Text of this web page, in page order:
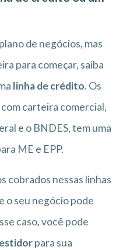
de negócios, mas
para começar, saiba
linha de crédito. Os
carteira comercial,
e o BNDES, tem uma
ME e EPP.
cobrados nessas linhas
o seu negócio pode
caso, você pode
para sua